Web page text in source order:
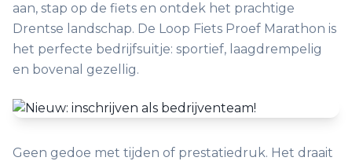
aan, stap op de fiets en ontdek het prachtige
Drentse landschap. De Loop Fiets Proef Marathon is
het perfecte bedrijfsuitje: sportief, laagdrempelig
en bovenal gezellig.
Geen gedoe met tijden of prestatiedruk. Het draait